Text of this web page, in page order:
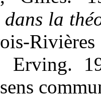
la
Erving.